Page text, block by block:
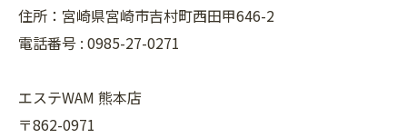
住所：宮崎県宮崎市吉村町西田甲646-2
電話番号 : 0985-27-0271
エステWAM 熊本店
〒862-0971